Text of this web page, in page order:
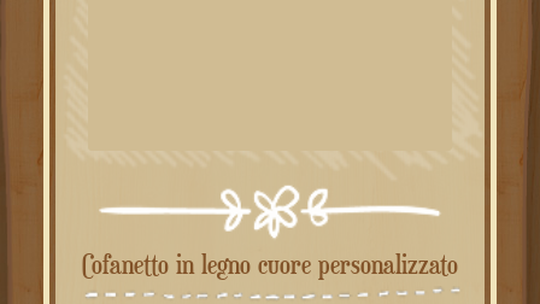
Cofanetto in legno cuore personalizzato